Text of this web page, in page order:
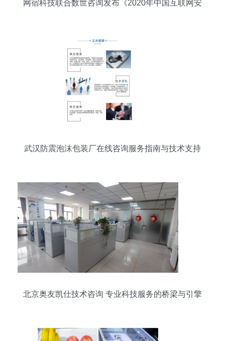
网宿科技联合数世咨询发布《2020年中国互联网安
武汉防震泡沫包装厂在线咨询服务指南与技术支持
北京奥友凯仕技术咨询 专业科技服务的桥梁与引擎